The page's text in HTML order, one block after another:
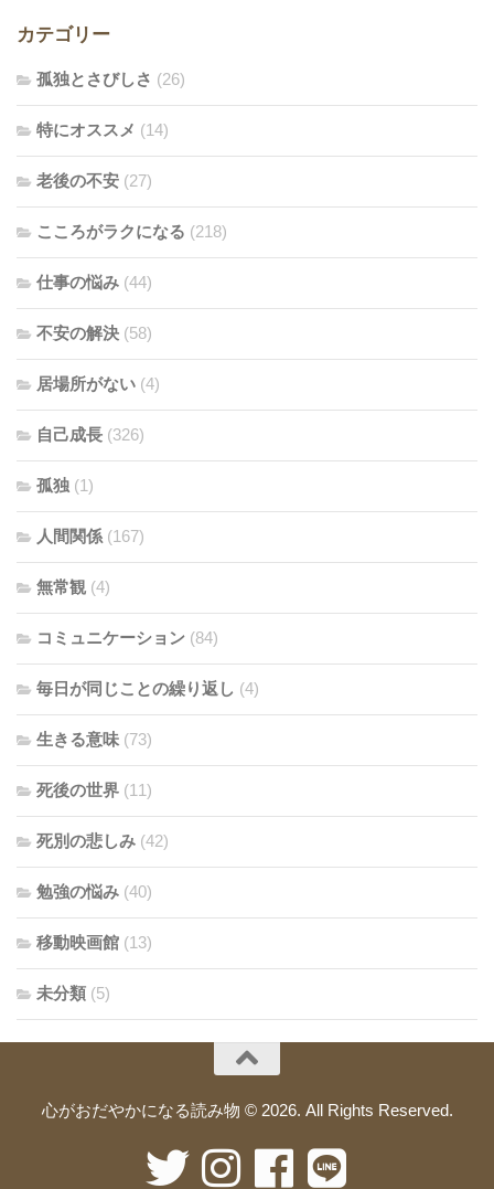
カテゴリー
孤独とさびしさ (26)
特にオススメ (14)
老後の不安 (27)
こころがラクになる (218)
仕事の悩み (44)
不安の解決 (58)
居場所がない (4)
自己成長 (326)
孤独 (1)
人間関係 (167)
無常観 (4)
コミュニケーション (84)
毎日が同じことの繰り返し (4)
生きる意味 (73)
死後の世界 (11)
死別の悲しみ (42)
勉強の悩み (40)
移動映画館 (13)
未分類 (5)
心がおだやかになる読み物 © 2026. All Rights Reserved.